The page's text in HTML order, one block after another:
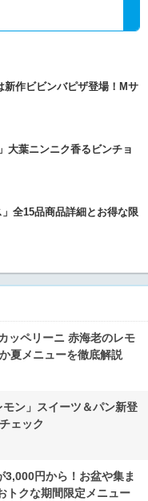
新作ビビンバピザ登場！Mサ
大葉ニンニク香るビンチョ
全15品商品詳細とお得な限
ッペリーニ 赤海老のレモ
夏メニューを徹底解説
ン」スイーツ＆パン新登
ェック
3,000円から！お盆や集ま
トクな期間限定メニュー